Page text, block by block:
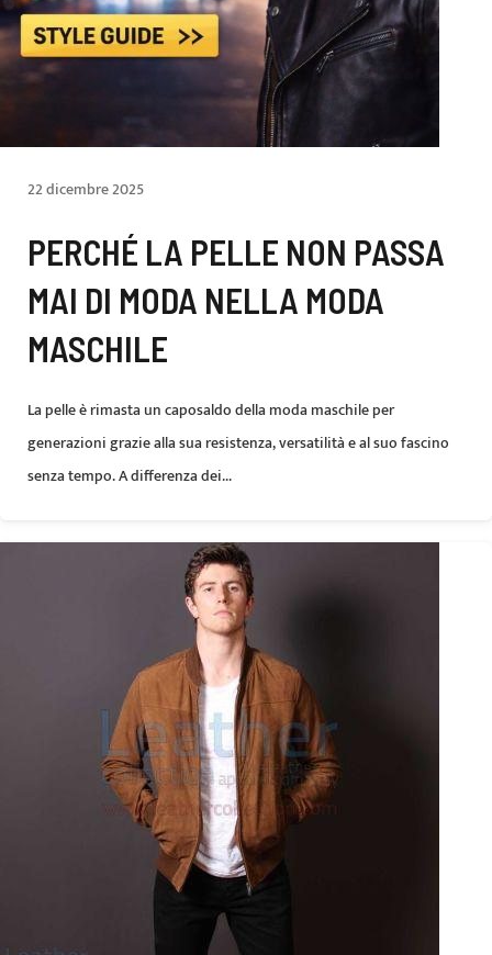
22 dicembre 2025
PERCHÉ LA PELLE NON PASSA
MAI DI MODA NELLA MODA
MASCHILE
La pelle è rimasta un caposaldo della moda maschile per
generazioni grazie alla sua resistenza, versatilità e al suo fascino
senza tempo. A differenza dei...